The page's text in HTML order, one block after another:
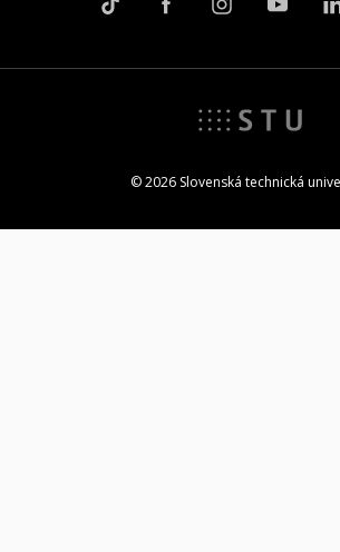
© 2026 Slovenská technická